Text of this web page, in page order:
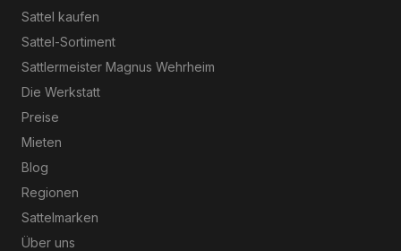
Sattel kaufen
Sattel-Sortiment
Sattlermeister Magnus Wehrheim
Die Werkstatt
Preise
Mieten
Blog
Regionen
Sattelmarken
Über uns